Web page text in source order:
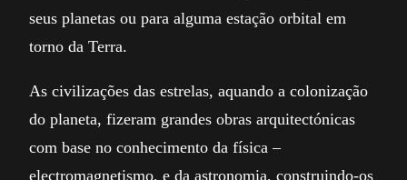
seus planetas ou para alguma estação orbital em
torno da Terra.
As civilizações das estrelas, aquando a colonização
do planeta, fizeram grandes obras arquitectónicas
com base no conhecimento da física –
electromagnetismo, e da astronomia, construindo-os